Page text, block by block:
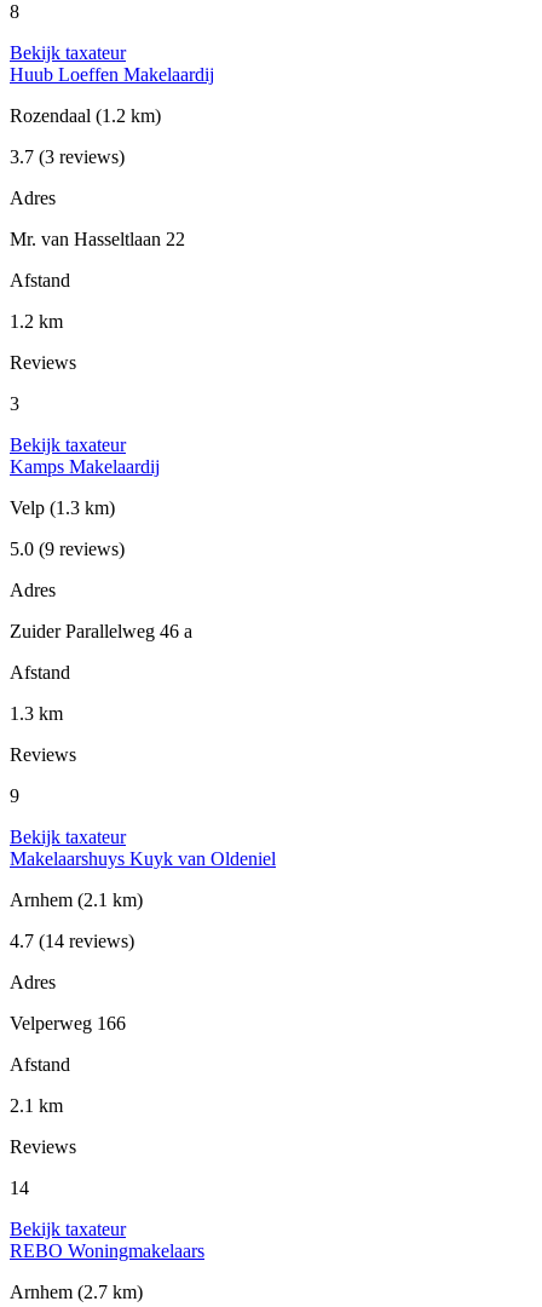
8
Bekijk taxateur
Huub Loeffen Makelaardij
Rozendaal (1.2 km)
3.7 (3 reviews)
Adres
Mr. van Hasseltlaan 22
Afstand
1.2 km
Reviews
3
Bekijk taxateur
Kamps Makelaardij
Velp (1.3 km)
5.0 (9 reviews)
Adres
Zuider Parallelweg 46 a
Afstand
1.3 km
Reviews
9
Bekijk taxateur
Makelaarshuys Kuyk van Oldeniel
Arnhem (2.1 km)
4.7 (14 reviews)
Adres
Velperweg 166
Afstand
2.1 km
Reviews
14
Bekijk taxateur
REBO Woningmakelaars
Arnhem (2.7 km)